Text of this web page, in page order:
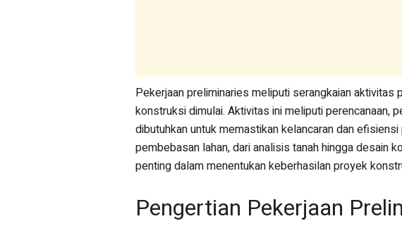
Pekerjaan preliminaries meliputi serangkaian aktivitas
konstruksi dimulai. Aktivitas ini meliputi perencanaan,
dibutuhkan untuk memastikan kelancaran dan
pembebasan lahan, dari analisis tanah hingga desain
penting dalam menentukan keberhasilan proyek
Pengertian Pekerjaan